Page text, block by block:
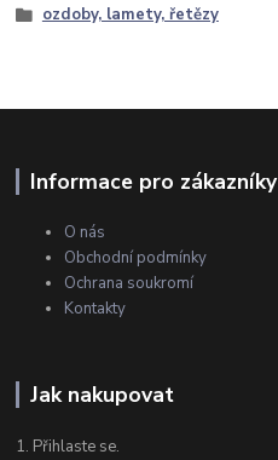
ozdoby, lamety, řetězy
Informace pro zákazníky
O nás
Obchodní podmínky
Ochrana soukromí
Kontakty
Jak nakupovat
1. Přihlaste se.